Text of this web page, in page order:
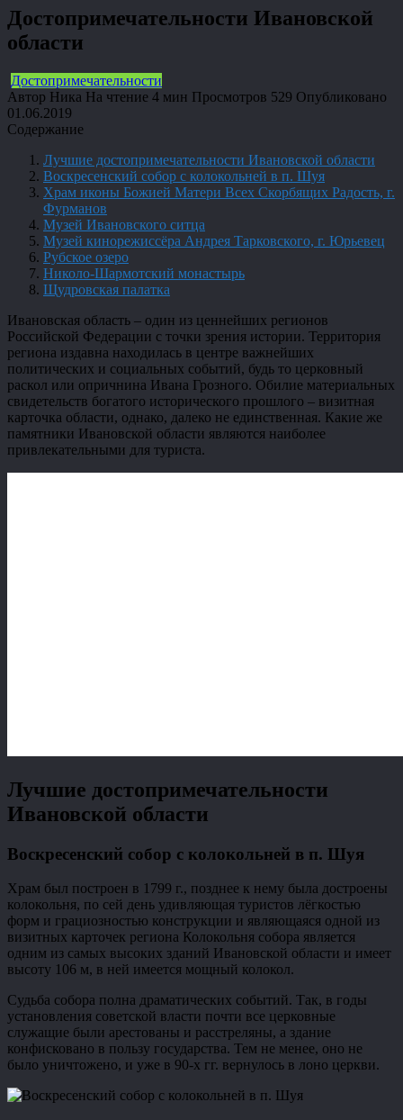
Достопримечательности Ивановской
области
Достопримечательности
Автор Ника На чтение 4 мин Просмотров 529 Опубликовано
01.06.2019
Содержание
Лучшие достопримечательности Ивановской области
Воскресенский собор с колокольней в п. Шуя
Храм иконы Божией Матери Всех Скорбящих Радость, г.
Фурманов
Музей Ивановского ситца
Музей кинорежиссёра Андрея Тарковского, г. Юрьевец
Рубское озеро
Николо-Шармотский монастырь
Щудровская палатка
Ивановская область – один из ценнейших регионов
Российской Федерации с точки зрения истории. Территория
региона издавна находилась в центре важнейших
политических и социальных событий, будь то церковный
раскол или опричнина Ивана Грозного. Обилие материальных
свидетельств богатого исторического прошлого – визитная
карточка области, однако, далеко не единственная. Какие же
памятники Ивановской области являются наиболее
привлекательными для туриста.
Лучшие достопримечательности
Ивановской области
Воскресенский собор с колокольней в п. Шуя
Храм был построен в 1799 г., позднее к нему была достроены
колокольня, по сей день удивляющая туристов лёгкостью
форм и грациозностью конструкции и являющаяся одной из
визитных карточек региона Колокольня собора является
одним из самых высоких зданий Ивановской области и имеет
высоту 106 м, в ней имеется мощный колокол.
Судьба собора полна драматических событий. Так, в годы
установления советской власти почти все церковные
служащие были арестованы и расстреляны, а здание
конфисковано в пользу государства. Тем не менее, оно не
было уничтожено, и уже в 90-х гг. вернулось в лоно церкви.